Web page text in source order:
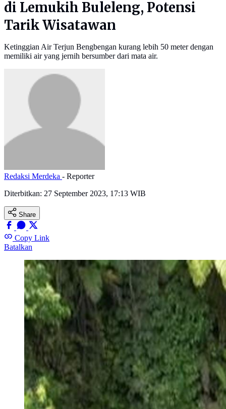
di Lemukih Buleleng, Potensi
Tarik Wisatawan
Ketinggian Air Terjun Bengbengan kurang lebih 50 meter dengan
memiliki air yang jernih bersumber dari mata air.
Redaksi Merdeka - Reporter
Diterbitkan: 27 September 2023, 17:13 WIB
Share
Copy Link
Batalkan